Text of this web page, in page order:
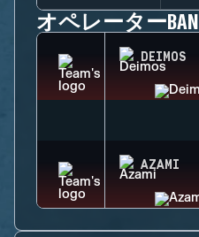
オペレーターBAN
DEIMOS
AZAMI